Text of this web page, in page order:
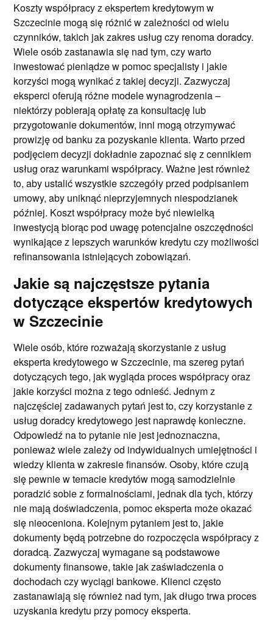
Koszty współpracy z ekspertem kredytowym w
Szczecinie mogą się różnić w zależności od wielu
czynników, takich jak zakres usług czy renoma doradcy.
Wiele osób zastanawia się nad tym, czy warto
inwestować pieniądze w pomoc specjalisty i jakie
korzyści mogą wynikać z takiej decyzji. Zazwyczaj
eksperci oferują różne modele wynagrodzenia –
niektórzy pobierają opłatę za konsultację lub
przygotowanie dokumentów, inni mogą otrzymywać
prowizję od banku za pozyskanie klienta. Warto przed
podjęciem decyzji dokładnie zapoznać się z cennikiem
usług oraz warunkami współpracy. Ważne jest również
to, aby ustalić wszystkie szczegóły przed podpisaniem
umowy, aby uniknąć nieprzyjemnych niespodzianek
później. Koszt współpracy może być niewielką
inwestycją biorąc pod uwagę potencjalne oszczędności
wynikające z lepszych warunków kredytu czy możliwości
refinansowania istniejących zobowiązań.
Jakie są najczęstsze pytania
dotyczące ekspertów kredytowych
w Szczecinie
Wiele osób, które rozważają skorzystanie z usług
eksperta kredytowego w Szczecinie, ma szereg pytań
dotyczących tego, jak wygląda proces współpracy oraz
jakie korzyści można z tego odnieść. Jednym z
najczęściej zadawanych pytań jest to, czy korzystanie z
usług doradcy kredytowego jest naprawdę konieczne.
Odpowiedź na to pytanie nie jest jednoznaczna,
ponieważ wiele zależy od indywidualnych umiejętności i
wiedzy klienta w zakresie finansów. Osoby, które czują
się pewnie w temacie kredytów mogą samodzielnie
poradzić sobie z formalnościami, jednak dla tych, którzy
nie mają doświadczenia, pomoc eksperta może okazać
się nieoceniona. Kolejnym pytaniem jest to, jakie
dokumenty będą potrzebne do rozpoczęcia współpracy z
doradcą. Zazwyczaj wymagane są podstawowe
dokumenty finansowe, takie jak zaświadczenia o
dochodach czy wyciągi bankowe. Klienci często
zastanawiają się również nad tym, jak długo trwa proces
uzyskania kredytu przy pomocy eksperta.